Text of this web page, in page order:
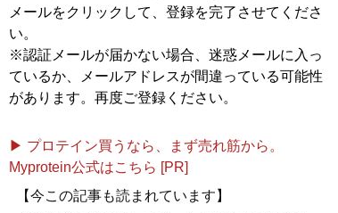
メールをクリックして、登録を完了させてくださ
い。
※認証メールが届かない場合、迷惑メールに入っ
ているか、メールアドレスが間違っている可能性
があります。再度ご登録ください。
▶ プロテイン買うなら、まず売れ筋から。
Myprotein公式はこちら [PR]
【今この記事も読まれています】